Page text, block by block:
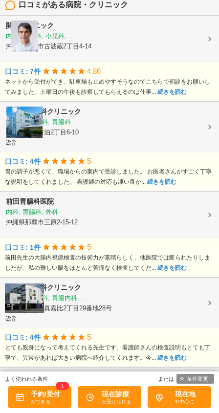
口コミがある病院・クリニック
開邦クリニック
内科, 胃腸科, 小児科, ...
沖縄県那覇市古波蔵2丁目4-14
口コミ: 7件 4.86
ネットから受付ができ、駐車場も止めやすそうなのでこちらで初診をお願いし
てみました。土曜日の午後も診察してもらえるのは仕事... 続きを読む
仲地胃腸内科クリニック
内科, 消化器科, 胃腸科
沖縄県那覇市泊2丁目6-10
2階
口コミ: 4件 5
胃の調子が悪くて、職場からの案内で受診しました。 お医者さんがすごく丁寧
な説明をしてくれました。 看護師の対応も凄い良か... 続きを読む
前田胃腸科医院
内科, 胃腸科, 外科
沖縄県那覇市三原2-15-12
口コミ: 1件 5
前田先生の大腸内視鏡検査の技術力が素晴らしく、他医院では断られたりしま
したが、私の難しい腸をほとんど苦痛なく検査してくだ... 続きを読む
なかよし内科クリニック
内科, 肝臓内科, 胃腸内科, ...
沖縄県那覇市真嘉比2丁目29番地28号
2階
口コミ: 4件 5
とても親身になって考えてくれる先生です。看護師さんの検査説明もとても丁
寧で、異常があれば大きい病院へ紹介してくれます。今... 続きを読む
地方独立行政法人那覇市立病院
内科, 小児科, 消化器科, ...
沖縄県那覇市古島2丁目31番地1
予約/受付
1
現在診療 現在地
条件変更